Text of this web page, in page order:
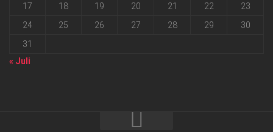
17
18 19 20 21 22
23
24
25 26 27 28 29
30
31
« Juli